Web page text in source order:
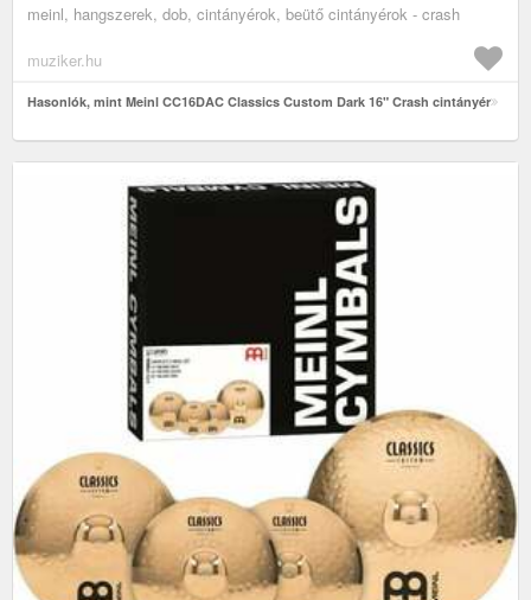
meinl, hangszerek, dob, cintányérok, beütő cintányérok - crash
muziker.hu
Hasonlók, mint Meinl CC16DAC Classics Custom Dark 16" Crash cintányér